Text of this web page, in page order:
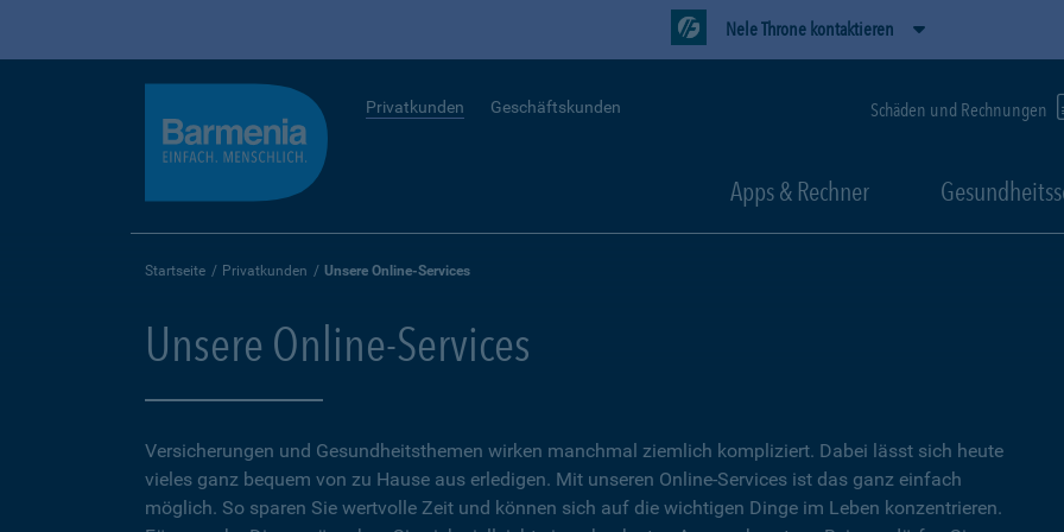
Nele Throne kontaktieren
Privatkunden Geschäftskunden Schäden und Rechnungen
Apps & Rechner
Startseite Privatkunden Unsere Online-Services
Unsere Online-Services
Versicherungen und Gesundheitsthemen wirken manchmal ziemlich kompliziert. Dabei lässt sich heute
vieles ganz bequem von zu Hause aus erledigen. Mit unseren Online-Services ist das ganz einfach
möglich. So sparen Sie wertvolle Zeit und können sich auf die wichtigen Dinge im Leben konzentrieren.